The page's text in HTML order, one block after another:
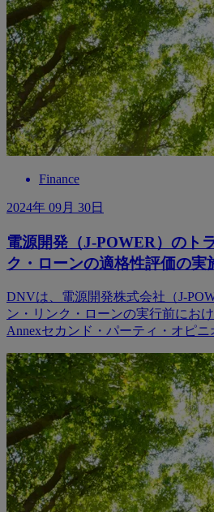
Finance
2024年 09月 30日
電源開発（J-POWER）のト
ク・ローンの適格性評価の実
DNVは、電源開発株式会社（J-
ン・リンク・ローンの実行前にお
Annexセカンド・パーティ・オピニ